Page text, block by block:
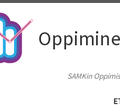
SAMKin